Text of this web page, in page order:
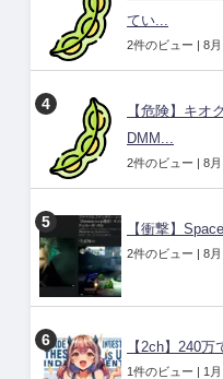
てい...
2件のビュー | 8
【危険】キオ
DMM...
2件のビュー | 8
【衝撃】
2件のビュー | 8
【2ch】240
1件のビュー | 1